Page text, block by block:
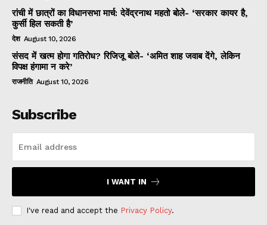
रांची में छात्रों का विधानसभा मार्च: देवेंद्रनाथ महतो बोले- ‘सरकार कायर है,
कुर्सी हिल सकती है’
देश August 10, 2026
संसद में खत्म होगा गतिरोध? रिजिजू बोले- ‘अमित शाह जवाब देंगे, लेकिन
विपक्ष हंगामा न करे’
राजनीति August 10, 2026
Subscribe
I WANT IN
I've read and accept the Privacy Policy.